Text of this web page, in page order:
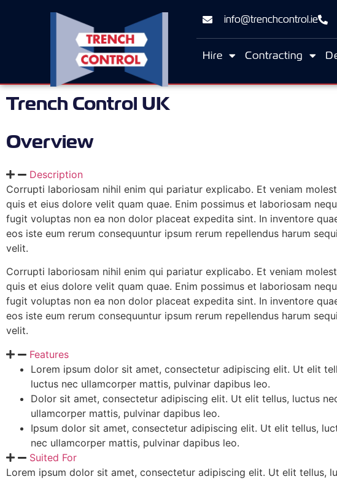
info@trenchcontrol.ie
Hire Contracting
Trench Control UK
Overview
Description
Corrupti laboriosam nihil enim qui pariatur explicabo. Et veniam
quis et eius dolore velit quam quae. Enim possimus et laboriosam
fugit voluptas non ea non dolor placeat expedita sint. In inventore
eos iste eum rerum consequuntur ipsum rerum repellendus harum sequi
velit.
Corrupti laboriosam nihil enim qui pariatur explicabo. Et veniam
quis et eius dolore velit quam quae. Enim possimus et laboriosam
fugit voluptas non ea non dolor placeat expedita sint. In inventore
eos iste eum rerum consequuntur ipsum rerum repellendus harum sequi
velit.
Features
Lorem ipsum dolor sit amet, consectetur adipiscing elit. Ut elit
luctus nec ullamcorper mattis, pulvinar dapibus leo.
Dolor sit amet, consectetur adipiscing elit. Ut elit tellus, luctus
ullamcorper mattis, pulvinar dapibus leo.
Ipsum dolor sit amet, consectetur adipiscing elit. Ut elit tellus,
nec ullamcorper mattis, pulvinar dapibus leo.
Suited For
Lorem ipsum dolor sit amet, consectetur adipiscing elit. Ut elit tellus,